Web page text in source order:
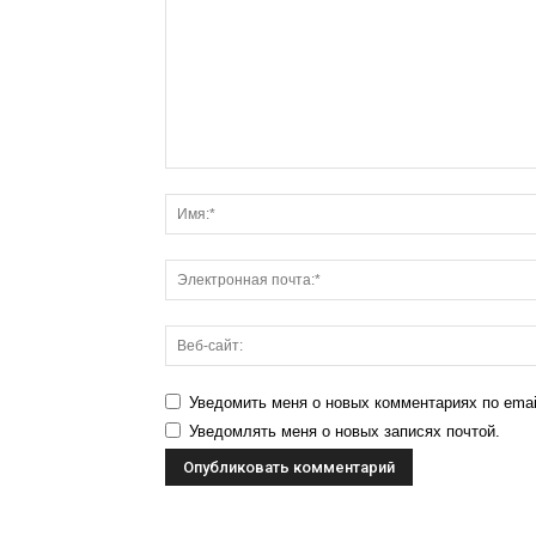
Уведомить меня о новых комментариях по
Уведомлять меня о новых записях почтой.